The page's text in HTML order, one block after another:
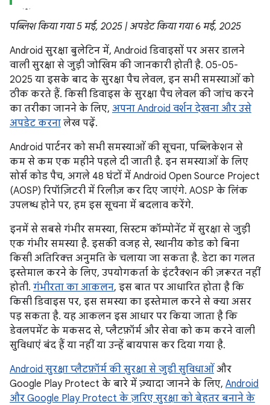
पब्लिश किया गया 5 मई, 2025 | अपडेट किया गया 6 मई, 2025
Android सुरक्षा बुलेटिन में, Android डिवाइसों पर असर डालने
वाली सुरक्षा से जुड़ी जोखिम की जानकारी होती है. 05-05-
2025 या इसके बाद के सुरक्षा पैच लेवल, इन सभी समस्याओं को
ठीक करते हैं. किसी डिवाइस के सुरक्षा पैच लेवल की जांच करने
का तरीका जानने के लिए, अपना Android वर्शन देखना और उसे
अपडेट करना लेख पढ़ें.
Android पार्टनर को सभी समस्याओं की सूचना, पब्लिकेशन से
कम से कम एक महीने पहले दी जाती है. इन समस्याओं के लिए
सोर्स कोड पैच, अगले 48 घंटों में Android Open Source Project
(AOSP) रिपॉज़िटरी में रिलीज़ कर दिए जाएंगे. AOSP के लिंक
उपलब्ध होने पर, हम इस सूचना में बदलाव करेंगे.
इनमें से सबसे गंभीर समस्या, सिस्टम कॉम्पोनेंट में सुरक्षा से जुड़ी
एक गंभीर समस्या है. इसकी वजह से, स्थानीय कोड को बिना
किसी अतिरिक्त अनुमति के चलाया जा सकता है. डेटा का गलत
इस्तेमाल करने के लिए, उपयोगकर्ता के इंटरैक्शन की ज़रूरत नहीं
होती. गंभीरता का आकलन, इस बात पर आधारित होता है कि
किसी डिवाइस पर, इस समस्या का इस्तेमाल करने से क्या असर
पड़ सकता है. यह आकलन इस आधार पर किया जाता है कि
डेवलपमेंट के मकसद से, प्लैटफ़ॉर्म और सेवा को कम करने वाली
सुविधाएं बंद हैं या नहीं या उन्हें बायपास कर दिया गया है.
Android सुरक्षा प्लैटफ़ॉर्म की सुरक्षा से जुड़ी सुविधाओं और
Google Play Protect के बारे में ज़्यादा जानने के लिए, Android
और Google Play Protect के ज़रिए सुरक्षा को बेहतर बनाने के